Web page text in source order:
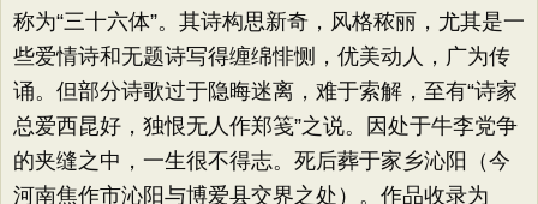
称为“三十六体”。其诗构思新奇，风格秾丽，尤其是一
些爱情诗和无题诗写得缠绵悱恻，优美动人，广为传
诵。但部分诗歌过于隐晦迷离，难于索解，至有“诗家
总爱西昆好，独恨无人作郑笺”之说。因处于牛李党争
的夹缝之中，一生很不得志。死后葬于家乡沁阳（今
河南焦作市沁阳与博爱县交界之处）。作品收录为